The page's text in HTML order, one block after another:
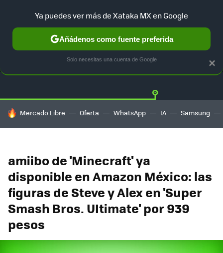
GUÍA DE COMPRAS MERCADO LIBRE
HOY SE HABLA DE
Mercado Libre Oferta WhatsApp IA Samsung
amiibo de 'Minecraft' ya
disponible en Amazon México: las
figuras de Steve y Alex en 'Super
Smash Bros. UItimate' por 939
pesos
×
Ya puedes ver más de Xataka MX en Google
Añádenos como fuente preferida
Solo necesitas una cuenta de Google